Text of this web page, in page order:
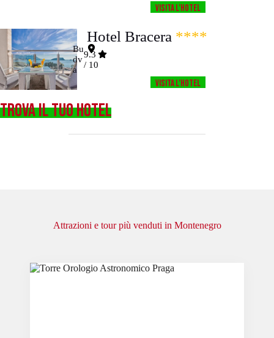
Visita l’HOTEL
Hotel Bracera ****
Bu
dv
a
9.3
/ 10
Visita l’HOTEL
TROVA IL TUO HOTEL
Attrazioni e tour più venduti in Montenegro